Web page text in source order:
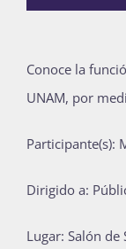
Conoce la
UNAM, por
Participante(s):
Dirigido a:
Lugar: Salón